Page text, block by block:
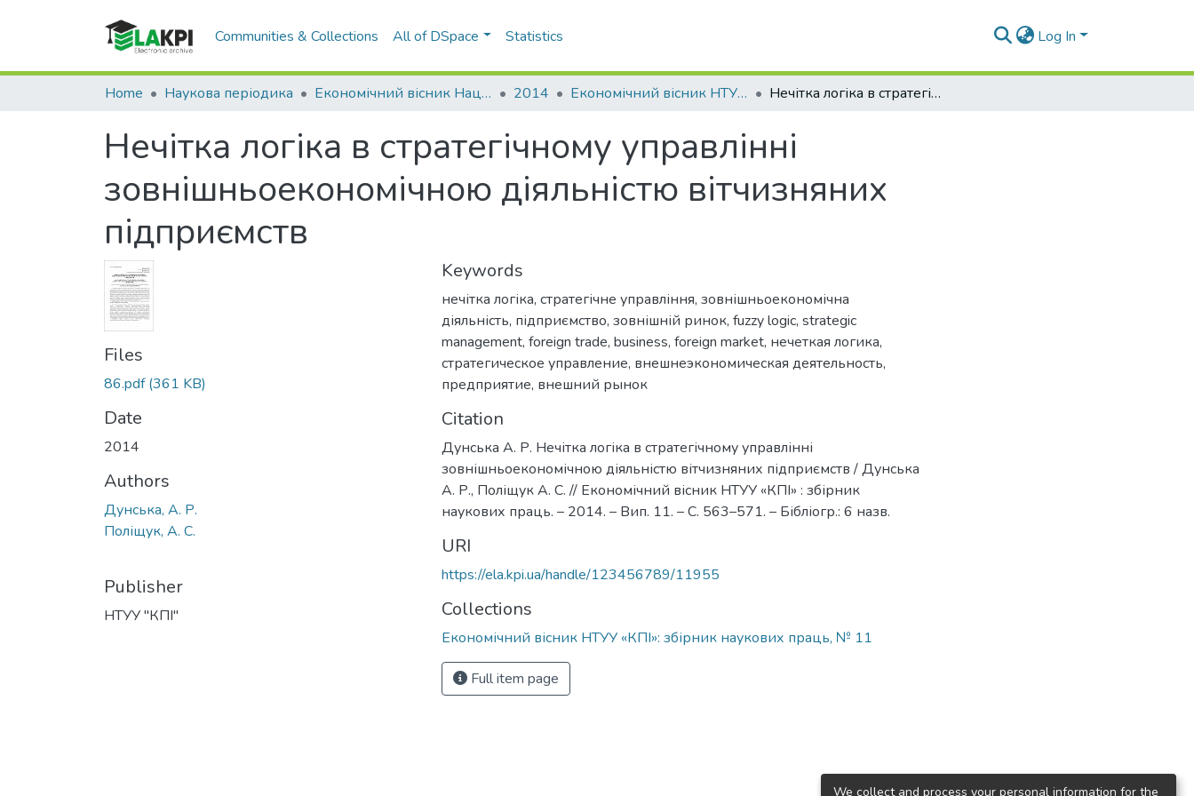
Communities & Collections All of DSpace Statistics Log In
Home Наукова періодика Економічний вісник Національного технічного університету України «Київський політехнічний інститут» 2014 Економічний вісник НТУУ «КПІ»: збірник наукових праць, № 11 Нечітка логіка в стратегічному управлінні зовнішньоекономічною діяльністю вітчизняних підприємств
Нечітка логіка в стратегічному управлінні
зовнішньоекономічною діяльністю вітчизняних
підприємств
Files
86.pdf(361 KB)
Date
2014
Authors
Дунська, А. Р.
Поліщук, А. С.
Publisher
НТУУ "КПІ"
Keywords
нечітка логіка, стратегічне управління, зовнішньоекономічна
діяльність, підприємство, зовнішній ринок, fuzzy logic, strategic
management, foreign trade, business, foreign market, нечеткая логика,
стратегическое управление, внешнеэкономическая деятельность,
предприятие, внешний рынок
Citation
Дунська А. Р. Нечітка логіка в стратегічному управлінні
зовнішньоекономічною діяльністю вітчизняних підприємств / Дунська
А. Р., Поліщук А. С. // Економічний вісник НТУУ «КПІ» : збірник
наукових праць. – 2014. – Вип. 11. – С. 563–571. – Бібліогр.: 6 назв.
URI
https://ela.kpi.ua/handle/123456789/11955
Collections
Економічний вісник НТУУ «КПІ»: збірник наукових праць, № 11
Full item page
We collect and process your personal information for the